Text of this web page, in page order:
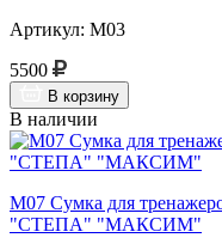
Артикул: М03
5500
В корзину
В наличии
М07 Сумка для
"СТЕПА" "МАКСИМ"